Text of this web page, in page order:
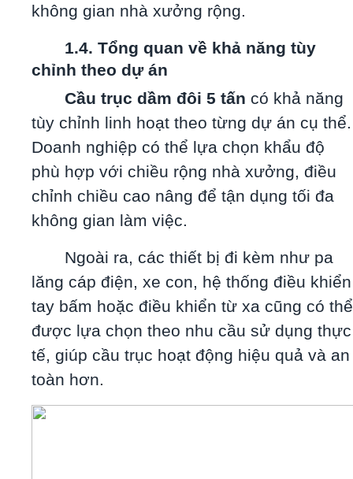
không gian nhà xưởng rộng.
1.4. Tổng quan về khả năng tùy
chỉnh theo dự án
Cầu trục dầm đôi 5 tấn có khả năng
tùy chỉnh linh hoạt theo từng dự án cụ thể.
Doanh nghiệp có thể lựa chọn khẩu độ
phù hợp với chiều rộng nhà xưởng, điều
chỉnh chiều cao nâng để tận dụng tối đa
không gian làm việc.
Ngoài ra, các thiết bị đi kèm như pa
lăng cáp điện, xe con, hệ thống điều khiển
tay bấm hoặc điều khiển từ xa cũng có thể
được lựa chọn theo nhu cầu sử dụng thực
tế, giúp cầu trục hoạt động hiệu quả và an
toàn hơn.